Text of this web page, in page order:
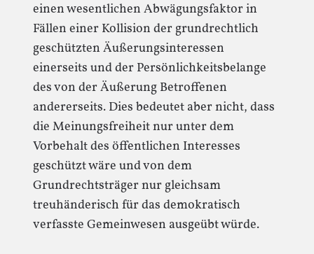
einen wesentlichen Abwägungsfaktor in
Fällen einer Kollision der grundrechtlich
geschützten Äußerungsinteressen
einerseits und der Persönlichkeitsbelange
des von der Äußerung Betroffenen
andererseits. Dies bedeutet aber nicht, dass
die Meinungsfreiheit nur unter dem
Vorbehalt des öffentlichen Interesses
geschützt wäre und von dem
Grundrechtsträger nur gleichsam
treuhänderisch für das demokratisch
verfasste Gemeinwesen ausgeübt würde.